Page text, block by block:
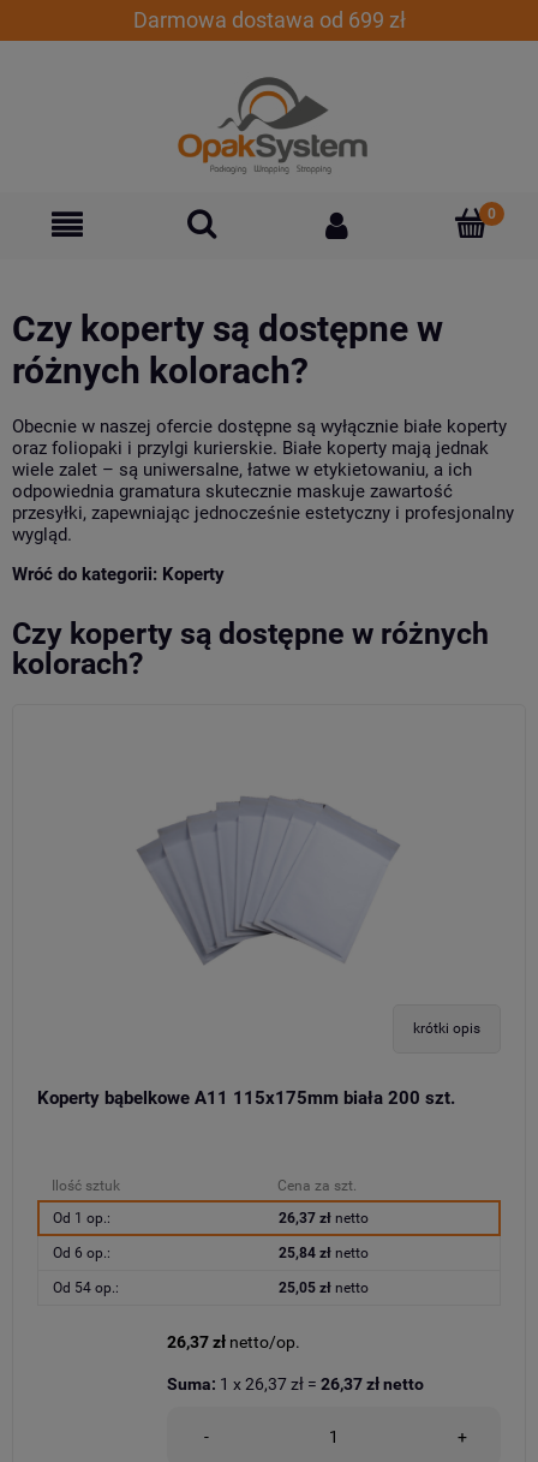
Darmowa dostawa od 699 zł
Czy koperty są dostępne w
różnych kolorach?
Obecnie w naszej ofercie dostępne są wyłącznie białe koperty
oraz foliopaki i przylgi kurierskie. Białe koperty mają jednak
wiele zalet – są uniwersalne, łatwe w etykietowaniu, a ich
odpowiednia gramatura skutecznie maskuje zawartość
przesyłki, zapewniając jednocześnie estetyczny i profesjonalny
wygląd.
Wróć do kategorii: Koperty
Czy koperty są dostępne w różnych
kolorach?
krótki opis
Koperty bąbelkowe A11 115x175mm biała 200 szt.
Ilość sztuk
Cena za szt.
Od 1 op.:
26,37 złnetto
Od 6 op.: 25,84 złnetto
Od 54 op.: 25,05 złnetto
26,37 zł netto/op.
- +
Suma: 1 x26,37 zł = 26,37 złnetto